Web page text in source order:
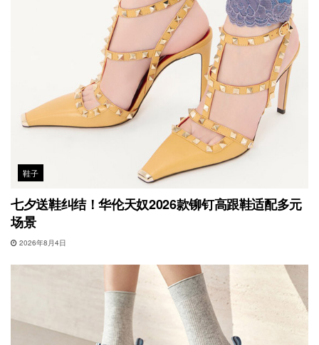
鞋子
七夕送鞋纠结！华伦天奴2026款铆钉高跟鞋适配多元
场景
2026年8月4日